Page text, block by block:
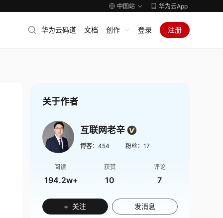
中国站 华为云App
华为云码道 文档 创作 登录 注册
关于作者
互联网老辛
博客： 454 粉丝： 17
阅读
194.2w+
获赞
10
评论
7
+ 关注 发消息